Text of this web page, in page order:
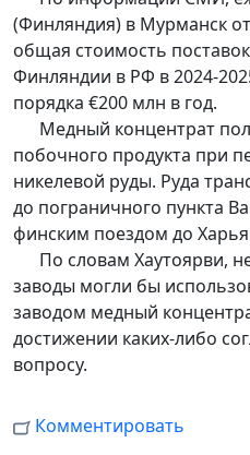
(Финляндия) в Мурманск
общая стоимость
Финляндии в РФ в 2024-
порядка €200 млн в год.
Медный концентрат
побочного продукта при
никелевой руды. Руда
до пограничного пункта
финским поездом до
По словам Хаутоярви,
заводы могли бы
заводом медный
достижении каких-либо
вопросу.
Комментировать